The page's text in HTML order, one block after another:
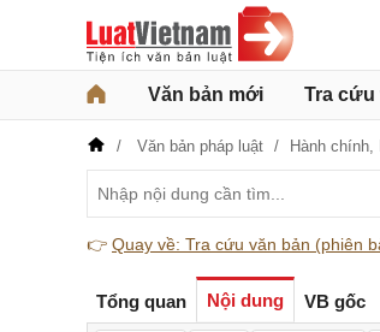
Văn bản mới Tra cứu
Văn bản pháp luật Hành chính,
👉 Quay về: Tra cứu văn bản (phiên
Tổng quan Nội dung VB gốc